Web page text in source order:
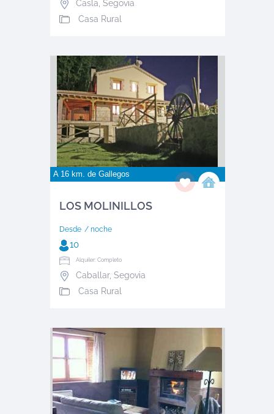
Casla, Segovia
Casa Rural
A 16 km. de Gallegos
LOS MOLINILLOS
Desde / noche
10
Alquiler: Completo
Caballar, Segovia
Casa Rural